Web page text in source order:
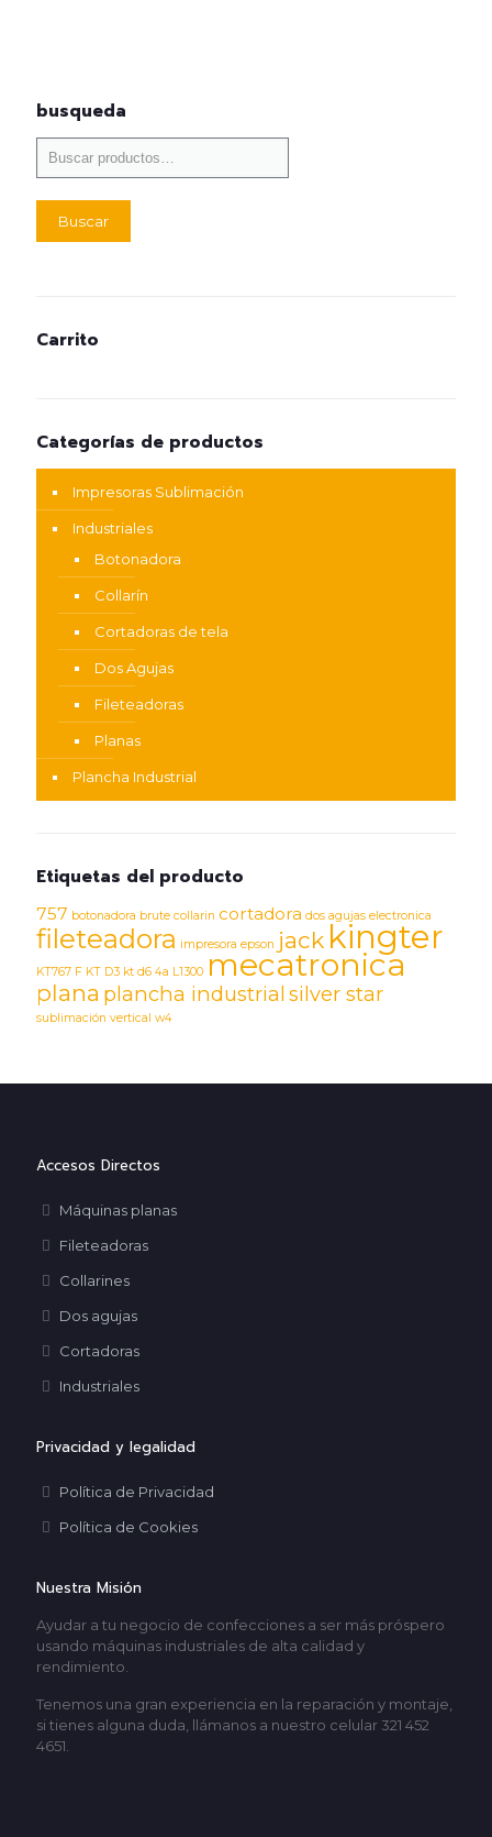
busqueda
Buscar
Carrito
Categorías de productos
Impresoras Sublimación
Industriales
Botonadora
Collarín
Cortadoras de tela
Dos Agujas
Fileteadoras
Planas
Plancha Industrial
Etiquetas del producto
757 botonadora brute collarin cortadora dos agujas electronica
fileteadora impresora epson jack kingter
KT767 F KT D3 kt d6 4a L1300 mecatronica
plana plancha industrial silver star
sublimación vertical w4
Accesos Directos
Máquinas planas
Fileteadoras
Collarines
Dos agujas
Cortadoras
Industriales
Privacidad y legalidad
Política de Privacidad
Política de Cookies
Nuestra Misión
Ayudar a tu negocio de confecciones a ser más próspero
usando máquinas industriales de alta calidad y
rendimiento.
Tenemos una gran experiencia en la reparación y montaje,
si tienes alguna duda, llámanos a nuestro celular 321 452
4651.